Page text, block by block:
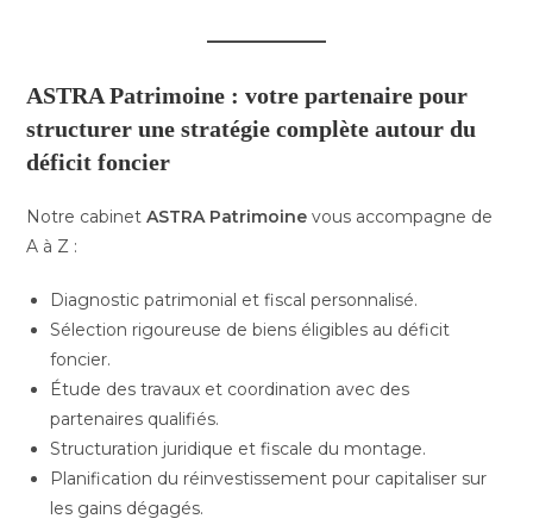
ASTRA Patrimoine : votre partenaire pour
structurer une stratégie complète autour du
déficit foncier
Notre cabinetASTRA Patrimoine vous accompagne de
A à Z :
Diagnostic patrimonial et fiscal personnalisé.
Sélection rigoureuse de biens éligibles au déficit
foncier.
Étude des travaux et coordination avec des
partenaires qualifiés.
Structuration juridique et fiscale du montage.
Planification du réinvestissement pour capitaliser sur
les gains dégagés.